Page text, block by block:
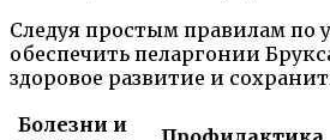
Следуя простым правилам по
обеспечить пеларгонии
здоровое развитие и
Болезни и